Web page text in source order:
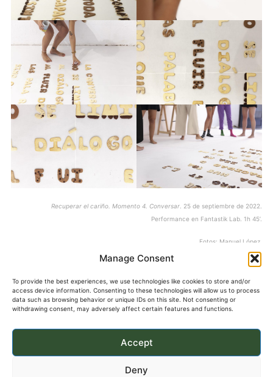
Manage Consent
To provide the best experiences, we use technologies like cookies to store and/or
access device information. Consenting to these technologies will allow us to process
data such as browsing behavior or unique IDs on this site. Not consenting or
withdrawing consent, may adversely affect certain features and functions.
Accept
Deny
Recuperar el cariño. Momento 4. Conversar. 25 de septiembre de 2022.
Performance en Fantastik Lab. 1h 45’.
Fotos: Manuel López.
Entrada anterior Entrada siguiente